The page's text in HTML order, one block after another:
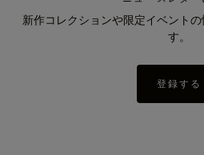
新作コレクションや限定イベント
す。
登録する